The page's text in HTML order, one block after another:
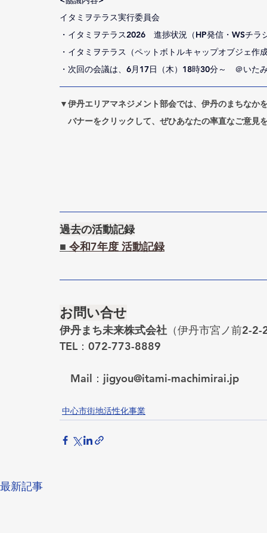
イタミヲテラス実行委員会
・イタミヲテラス2026　進捗状況（HP発信・WSチ
・イタミヲテラス（ペットボトルキャップオブジェ作
・次回の会議は、6月17日（木）18時30分～　＠いた
▼伊丹エリアマネジメント部会では、伊丹のまちなか
バナーをクリックして、ぜひあなたの率直なご意見
過去の活動記録
■ 令和7年度 活動記録
お問い合せ
伊丹まち未来株式会社 （伊丹市宮ノ前2-
TEL：072-773-8889
Mail：jigyou@itami-machimirai.jp
中心市街地活性化事業
最新記事